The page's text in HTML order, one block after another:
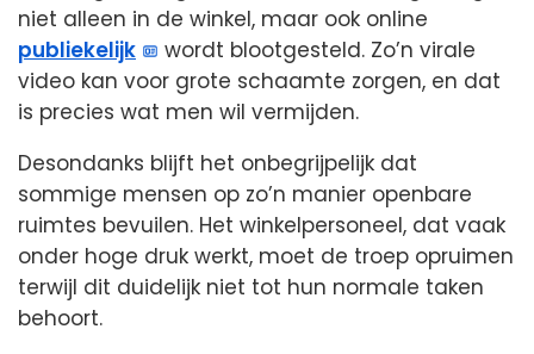
niet alleen in de winkel, maar ook online
publiekelijk
wordt blootgesteld. Zo’n virale
video kan voor grote schaamte zorgen, en dat
is precies wat men wil vermijden.
Desondanks blijft het onbegrijpelijk dat
sommige mensen op zo’n manier openbare
ruimtes bevuilen. Het winkelpersoneel, dat vaak
onder hoge druk werkt, moet de troep opruimen
terwijl dit duidelijk niet tot hun normale taken
behoort.